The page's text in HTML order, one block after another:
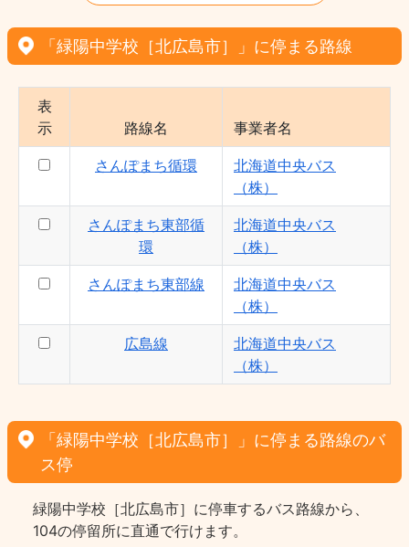
「緑陽中学校［北広島市］」に停まる路線
表
示
路線名 事業者名
さんぽまち循環
北海道中央バス
（株）
さんぽまち東部循
環
北海道中央バス
（株）
さんぽまち東部線
北海道中央バス
（株）
広島線
北海道中央バス
（株）
「緑陽中学校［北広島市］」に停まる路線のバ
ス停
緑陽中学校［北広島市］に停車するバス路線から、
104の停留所に直通で行けます。